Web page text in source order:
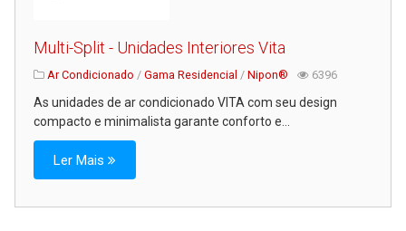
Complementos de Instalação
Bombas e Circuladores
Chaminés
Ferramentas
Multi-Split - Unidades Interiores Vita
Ar Condicionado / Gama Residencial / Nipon® 6396
As unidades de ar condicionado VITA com seu design
compacto e minimalista garante conforto e...
Ler Mais